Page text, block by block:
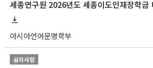
아시아언어문명학부
공지사항